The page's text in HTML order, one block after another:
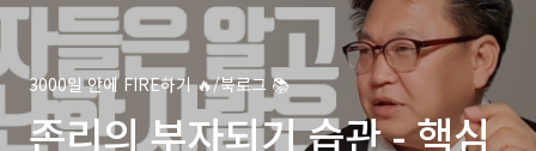
3000일 안에 FIRE하기 🔥/북로그 📚
존리의 부자되기 습관 - 핵심